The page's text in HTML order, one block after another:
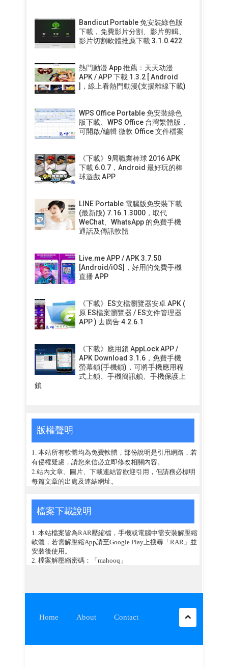
Bandicut Portable 免安裝綠色版
下載，免費影片分割、影片剪輯、
影片切割軟體推薦下載 3.1.0.422
熱門動漫 App 推薦：天天动漫
APK / APP 下載 1.3.2 [ Android
]，線上看熱門動漫(支援離線下載)
WPS Office Portable 免安裝綠色
版下載、WPS Office 台灣繁體版，
可開啟/編輯 微軟 Office 文件檔案
《下載》9局職業棒球 2016 APK
下載 6.0.7，Android 最好玩的棒
球遊戲 APP
LINE Portable 電腦版免安裝下載
(最新版) 7.16.1.3000，取代
WeChat、WhatsApp 的免費手機
通話及傳訊軟體
Live.me APP / APK 3.7.50
[Android/iOS]，好用的免費手機
直播 APP
《下載》ES文檔瀏覽器安卓 APK (
原 ES檔案瀏覽器 / ES文件管理器
APP ) 去廣告 4.2.6.1
《下載》應用鎖 AppLock APP /
APK Download 3.1.6，免費手機
螢幕鎖(手機鎖)，可將手機應用程
式上鎖、手機簡訊鎖、手機保護上
鎖
版權聲明
1. 本站所有軟體均為免費軟體，部份說明是引用網路，若
有侵權疑慮，請您來信必立即修改相關內容。
2.站內文章、圖片、下載連結皆歡迎引用，但請務必標明
每篇文章的出處及連結網址。
檔案下載說明
1. 本站檔案皆為RAR壓縮檔，手機或電腦中需安裝解壓縮
軟體，若需解壓縮App請至Google Play上搜尋「RAR」並
安裝後使用。
2. 檔案解壓縮密碼：「mahooq」
Home About Contact